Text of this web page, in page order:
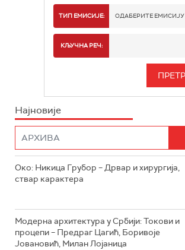
РТС 1
РТС 3
РТС ЖИВОТ
РТС КОЛО
ТИП ЕМИСИЈЕ: ОДАБЕРИТЕ ЕМИСИЈУ
ИНФО
КЉУЧНА РЕЧ:
Најновије
Око: Никица Грубор – Дрвар и хирургија,
ствар карактера
Модерна архитектура у Србији: Токови и
процепи – Предраг Цагић, Боривоје
Јовановић, Милан Лојаница